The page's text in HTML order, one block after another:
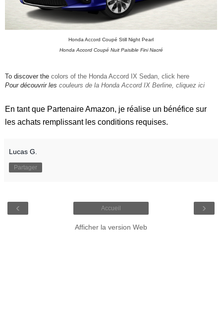
Honda Accord Coupé Still Night Pearl
Honda Accord Coupé Nuit Paisible Fini Nacré
To discover the colors of the Honda Accord IX Sedan, click here
Pour découvrir les couleurs de la Honda Accord IX Berline, cliquez ici
En tant que Partenaire Amazon, je réalise un bénéfice sur
les achats remplissant les conditions requises.
Lucas G.
Partager
‹ ›
Accueil
Afficher la version Web